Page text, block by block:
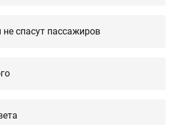
спасут пассажиров